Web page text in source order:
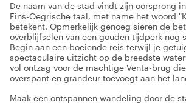
De naam van de stad vindt zijn oorsprong
Fins-Oegrische taal, met name het woord
betekent. Opmerkelijk genoeg sieren de
overblijfselen van een gouden tijdperk nog
Begin aan een boeiende reis terwijl je
spectaculaire uitzicht op de breedste
vol ontzag voor de machtige Venta-brug
overspant en grandeur toevoegt aan het
Maak een ontspannen wandeling door de